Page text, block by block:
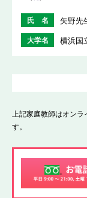
氏 名 矢野先
大学名 横浜国
上記家庭教師はオン
す。